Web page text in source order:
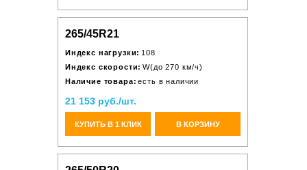
265/45R21
Индекс нагрузки: 108
Индекс скорости: W(до 270 км/ч)
Наличие товара: есть в наличии
21 153 руб./шт.
КУПИТЬ В 1 КЛИК В КОРЗИНУ